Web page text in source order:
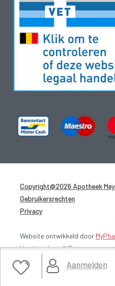
Aanmelden
Copyright@2026 Apotheek
Gebruikersrechten
Privacy-
Website ontwikkeld door
Hosting door @iPower